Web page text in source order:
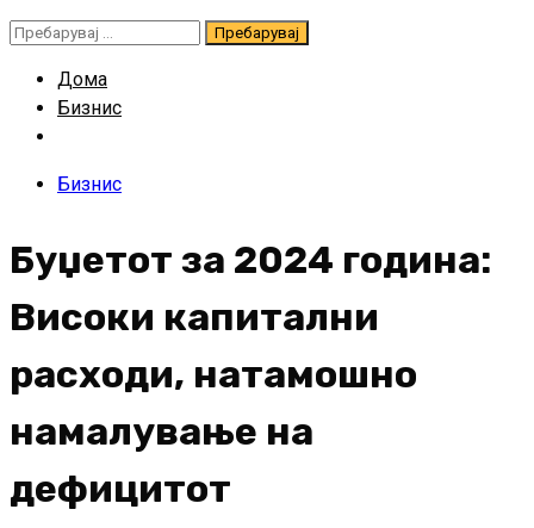
Пребарувај
Дома
Бизнис
Бизнис
Буџетот за 2024 година:
Високи капитални
расходи, натамошно
намалување на
дефицитот